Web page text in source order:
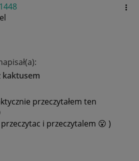
8
kaktusem
przeczytałem ten
i przeczytalem 😮 )